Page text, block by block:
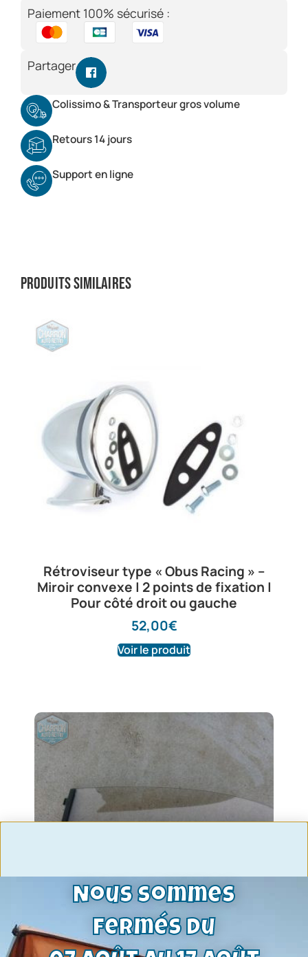
Paiement 100% sécurisé :
Partager
Colissimo & Transporteur gros volume
Retours 14 jours
Support en ligne
Produits similaires
Rétroviseur type « Obus Racing » –
Miroir convexe | 2 points de fixation |
Pour côté droit ou gauche
52,00€
Voir le produit
Nous sommes
fermés du